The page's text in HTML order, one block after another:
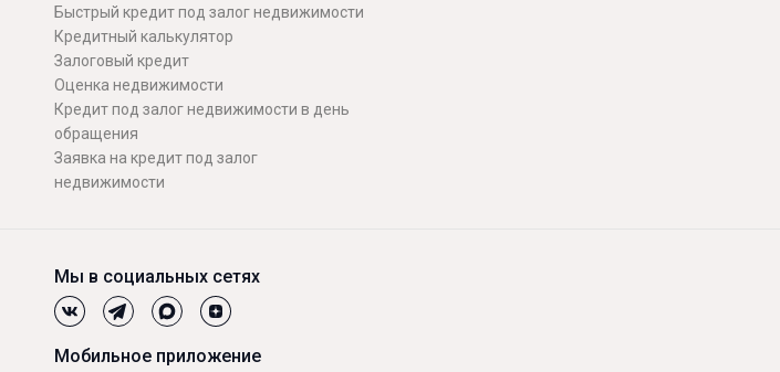
Быстрый кредит под залог недвижимости
Кредитный калькулятор
Залоговый кредит
Оценка недвижимости
Кредит под залог недвижимости в день
обращения
Заявка на кредит под залог
недвижимости
Мы в социальных сетях
Мобильное приложение